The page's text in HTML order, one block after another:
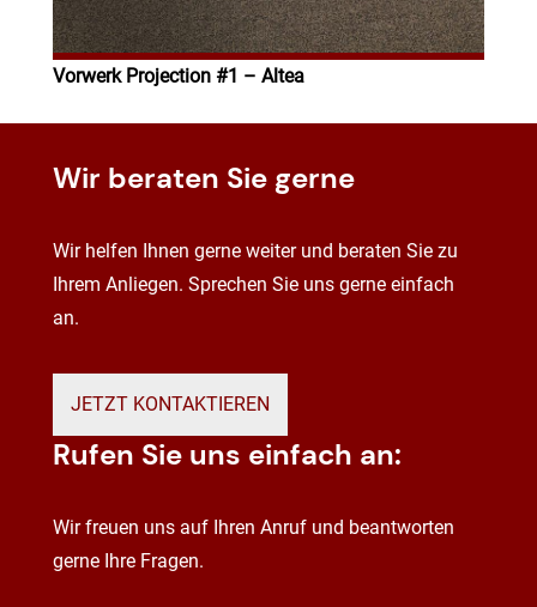
Vorwerk Projection #1 – Altea
Wir beraten Sie gerne
Wir helfen Ihnen gerne weiter und beraten Sie zu
Ihrem Anliegen. Sprechen Sie uns gerne einfach
an.
JETZT KONTAKTIEREN
Rufen Sie uns einfach an:
Wir freuen uns auf Ihren Anruf und beantworten
gerne Ihre Fragen.